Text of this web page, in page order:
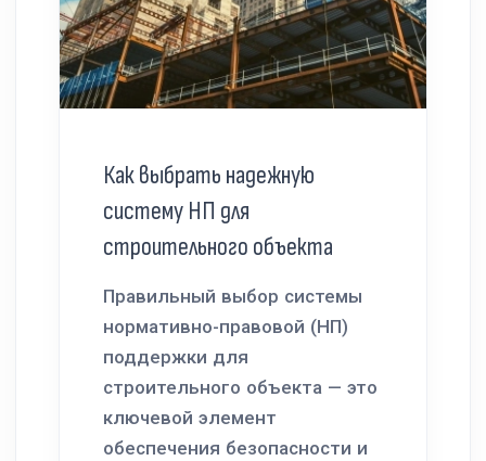
Как выбрать надежную
систему НП для
строительного объекта
Правильный выбор системы
нормативно-правовой (НП)
поддержки для
строительного объекта — это
ключевой элемент
обеспечения безопасности и